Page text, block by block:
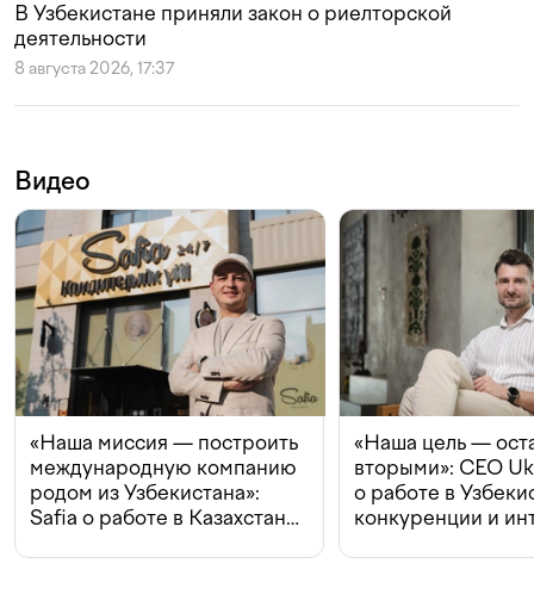
В Узбекистане приняли закон о риелторской
деятельности
8 августа 2026, 17:37
Видео
«Наша миссия — построить
международную компанию
родом из Узбекистана»:
Safia о работе в Казахстане,
«Наша цель —
вторыми»: CEO
о работе в
конкуренции и